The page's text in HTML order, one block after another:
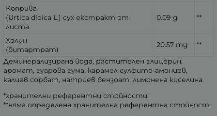
Коприва
(Urtica dioica L.) сух екстракт от
листа
0.09 g **
Холин
(битартрат)
20.57 mg
**
Деминерализирана вода, растителен глицерин,
аромат, гуарова гума, карамел сулфито-амониев,
калиев сорбат, натриев бензоат, лимонена киселина.
*хранителни референтни стойности;
**няма определена хранителна референтна стойност.